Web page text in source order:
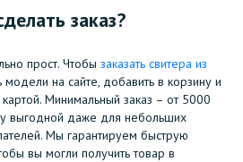
заказ?
прост. Чтобы заказать свитера из
модели на сайте, добавить в корзину и
Минимальный заказ – от 5000
выгодной даже для небольших
Мы гарантируем быструю
вы могли получить товар в